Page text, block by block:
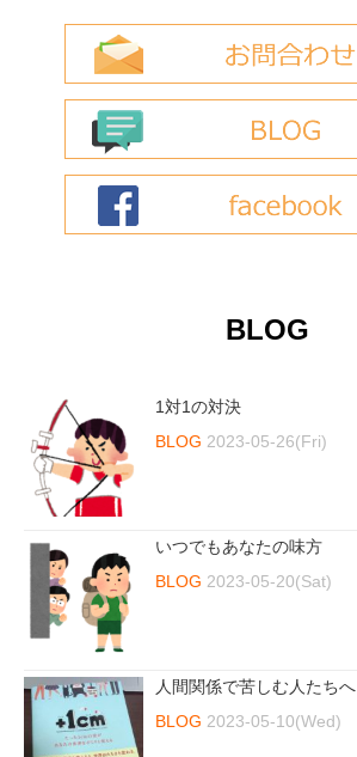
BLOG
1対1の対決
BLOG 2023-05-26(Fri)
いつでもあなたの味方
BLOG 2023-05-20(Sat)
人間関係で苦しむ人たちへ
BLOG 2023-05-10(Wed)